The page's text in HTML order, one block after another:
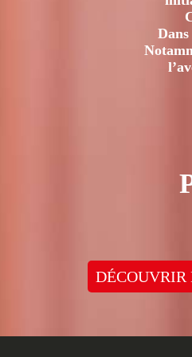
DÉCOUVRIR